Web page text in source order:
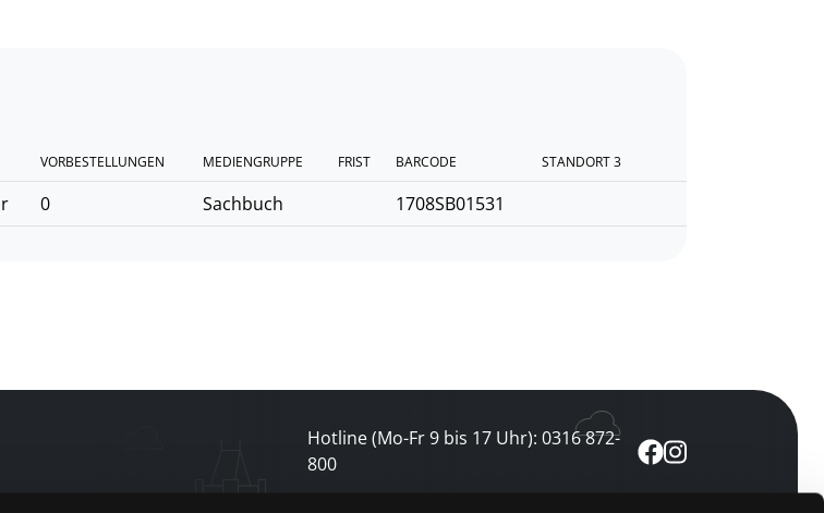
VORBESTELLUNGEN MEDIENGRUPPE FRIST BARCODE STANDORT 3
0 Sachbuch 1708SB01531
Hotline (Mo-Fr 9 bis 17 Uhr): 0316 872-
800